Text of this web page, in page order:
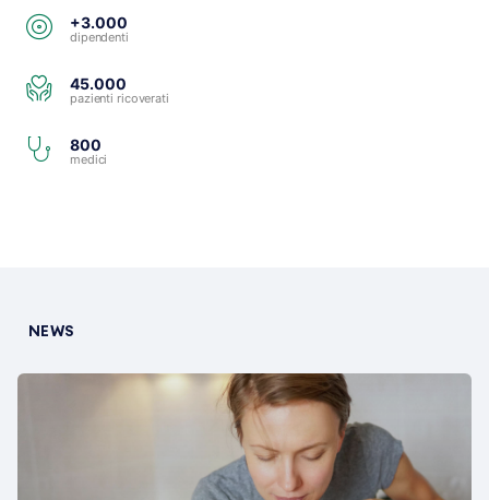
+3.000
dipendenti
45.000
pazienti ricoverati
800
medici
NEWS